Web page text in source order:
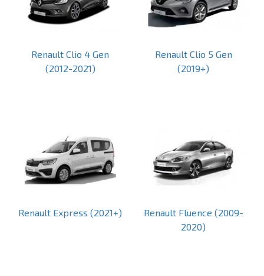
Renault Clio 4 Gen
(2012-2021)
Renault Clio 5 Gen
(2019+)
Renault Express (2021+)
Renault Fluence (2009-
2020)